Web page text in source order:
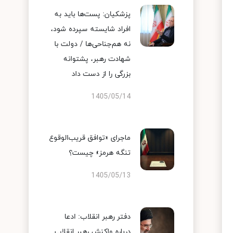
پزشکیان: پست‌ها باید به
افراد شایسته سپرده شود،
نه هم‌جناحی‌ها / دولت با
شهادت رهبر، پشتوانه
بزرگی را از دست داد
1405/05/14
ماجرای «توافق قریب‌الوقوع
تنگه هرمز» چیست؟
1405/05/13
دفتر رهبر انقلاب: ادعا